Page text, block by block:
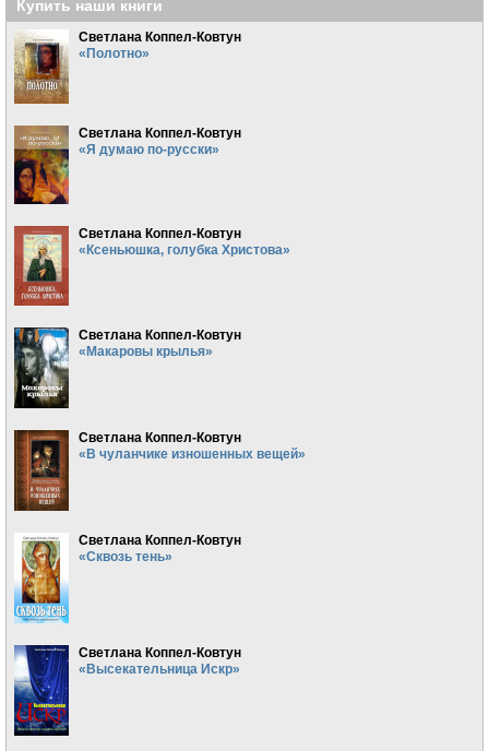
Купить наши книги
Светлана Коппел-Ковтун
«Полотно»
Светлана Коппел-Ковтун
«Я думаю по-русски»
Светлана Коппел-Ковтун
«Ксеньюшка, голубка Христова»
Светлана Коппел-Ковтун
«Макаровы крылья»
Светлана Коппел-Ковтун
«В чуланчике изношенных вещей»
Светлана Коппел-Ковтун
«Сквозь тень»
Светлана Коппел-Ковтун
«Высекательница Искр»